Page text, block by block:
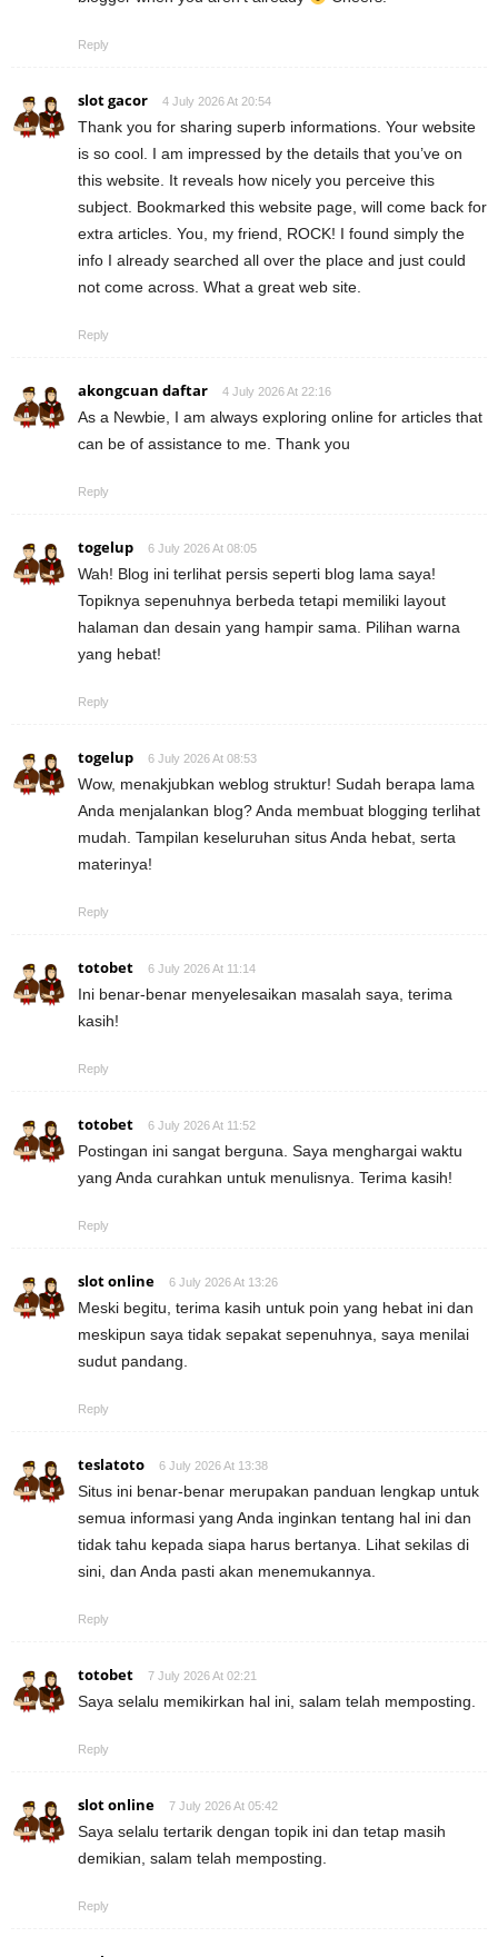
Reply
slot gacor 4 July 2026 At 20:54
Thank you for sharing superb informations. Your website
is so cool. I am impressed by the details that you’ve on
this website. It reveals how nicely you perceive this
subject. Bookmarked this website page, will come back for
extra articles. You, my friend, ROCK! I found simply the
info I already searched all over the place and just could
not come across. What a great web site.
Reply
akongcuan daftar 4 July 2026 At 22:16
As a Newbie, I am always exploring online for articles that
can be of assistance to me. Thank you
Reply
togelup 6 July 2026 At 08:05
Wah! Blog ini terlihat persis seperti blog lama saya!
Topiknya sepenuhnya berbeda tetapi memiliki layout
halaman dan desain yang hampir sama. Pilihan warna
yang hebat!
Reply
togelup 6 July 2026 At 08:53
Wow, menakjubkan weblog struktur! Sudah berapa lama
Anda menjalankan blog? Anda membuat blogging terlihat
mudah. Tampilan keseluruhan situs Anda hebat, serta
materinya!
Reply
totobet 6 July 2026 At 11:14
Ini benar-benar menyelesaikan masalah saya, terima
kasih!
Reply
totobet 6 July 2026 At 11:52
Postingan ini sangat berguna. Saya menghargai waktu
yang Anda curahkan untuk menulisnya. Terima kasih!
Reply
slot online 6 July 2026 At 13:26
Meski begitu, terima kasih untuk poin yang hebat ini dan
meskipun saya tidak sepakat sepenuhnya, saya menilai
sudut pandang.
Reply
teslatoto 6 July 2026 At 13:38
Situs ini benar-benar merupakan panduan lengkap untuk
semua informasi yang Anda inginkan tentang hal ini dan
tidak tahu kepada siapa harus bertanya. Lihat sekilas di
sini, dan Anda pasti akan menemukannya.
Reply
totobet 7 July 2026 At 02:21
Saya selalu memikirkan hal ini, salam telah memposting.
Reply
slot online 7 July 2026 At 05:42
Saya selalu tertarik dengan topik ini dan tetap masih
demikian, salam telah memposting.
Reply